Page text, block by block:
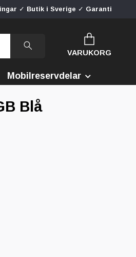
✓ Butik i Sverige ✓ Garanti
VARUKORG
Mobilreservdelar
Blå